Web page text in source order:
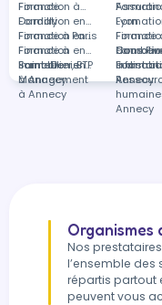
Finance
Formation à
Dardilly
Lyon
Formation en
Finance à Paris
Finance
Formation en
Finance à
Saint-Denis
dans
à
Formation en
Immobilier, BTP
à Annecy
Annecy
Formation en
Management
à Annecy
Annecy
Organismes
Nos
l’ensemble des
répartis partout
peuvent vous